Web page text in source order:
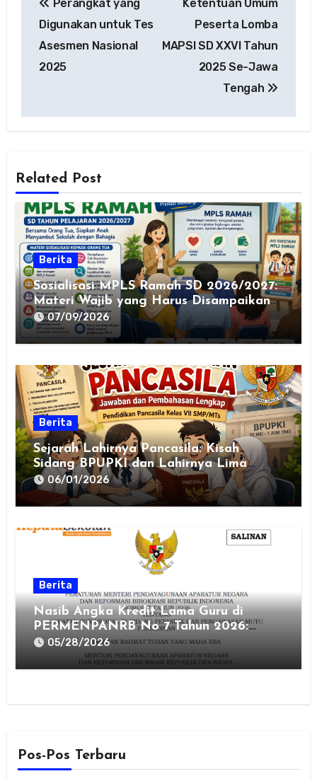
pos
Perangkat yang
Digunakan untuk Tes
Asesmen Nasional
2025
Ketentuan Umum
Peserta Lomba
MAPSI SD XXVI Tahun
2025 Se-Jawa
Tengah
Related Post
Berita
Sosialisasi MPLS Ramah SD 2026/2027:
Materi Wajib yang Harus Disampaikan
kepada Orang Tua
07/09/2026
Berita
Sejarah Lahirnya Pancasila: Kisah
Sidang BPUPKI dan Lahirnya Lima
Dasar Negara
06/01/2026
Berita
Nasib Angka Kredit Lama Guru di
PERMENPANRB No 7 Tahun 2026:
Hangus atau Aman?
05/28/2026
Pos-Pos Terbaru